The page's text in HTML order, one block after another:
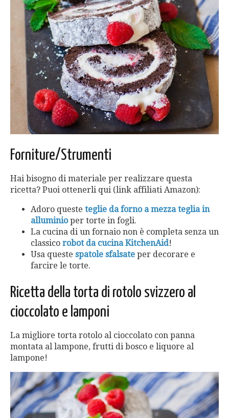
Forniture/Strumenti
Hai bisogno di materiale per realizzare questa
ricetta? Puoi ottenerli qui (link affiliati Amazon):
Adoro queste teglie da forno a mezza teglia in
alluminioper torte in fogli.
La cucina di un fornaio non è completa senza un
classico robot da cucina KitchenAid!
Usa queste spatole sfalsate per decorare e
farcire le torte.
Ricetta della torta di rotolo svizzero al
cioccolato e lamponi
La migliore torta rotolo al cioccolato con panna
montata al lampone, frutti di bosco e liquore al
lampone!